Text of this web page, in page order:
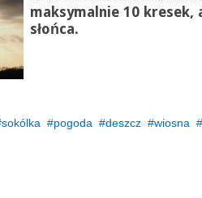
maksymalnie 10 kresek,
słońca.
sokólka pogoda deszcz wiosna